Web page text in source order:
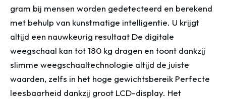
gram bij mensen worden gedetecteerd en berekend
met behulp van kunstmatige intelligentie. U krijgt
altijd een nauwkeurig resultaat De digitale
weegschaal kan tot 180 kg dragen en toont dankzij
slimme weegschaaltechnologie altijd de juiste
waarden, zelfs in het hoge gewichtsbereik Perfecte
leesbaarheid dankzij groot LCD-display. Het